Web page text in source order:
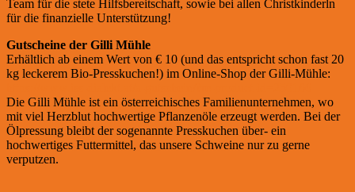
Team für die stete Hilfsbereitschaft, sowie bei allen Christkinderln
für die finanzielle Unterstützung!
Gutscheine der Gilli Mühle
Erhältlich ab einem Wert von € 10 (und das entspricht schon fast 20
kg leckerem Bio-Presskuchen!) im Online-Shop der Gilli-Mühle:
Die Gilli Mühle ist ein österreichisches Familienunternehmen, wo
mit viel Herzblut hochwertige Pflanzenöle erzeugt werden. Bei der
Ölpressung bleibt der sogenannte Presskuchen über- ein
hochwertiges Futtermittel, das unsere Schweine nur zu gerne
verputzen.